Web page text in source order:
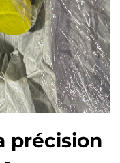
précision